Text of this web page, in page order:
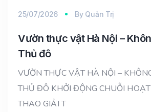
25/07/2026 By Quản Trị
Vườn thực vật Hà Nội –
Thủ đô
VƯỜN THỰC VẬT HÀ NỘI –
THỦ ĐÔ KHỞI ĐỘNG CHUỖI
THAO GIẢI T